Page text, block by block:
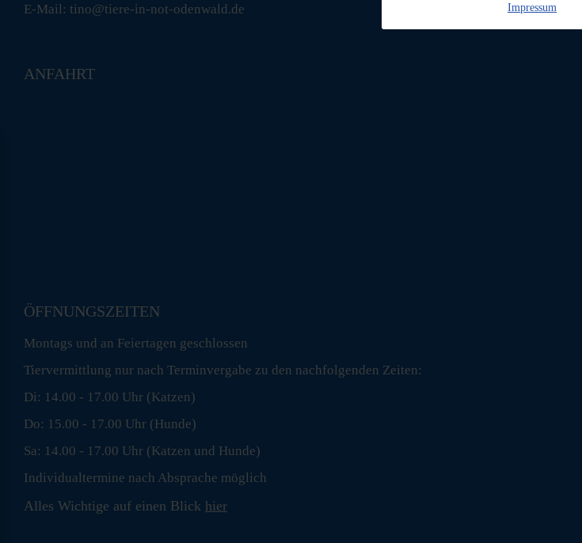
E-Mail: tino@tiere-in-not-odenwald.de
ANFAHRT
ÖFFNUNGSZEITEN
Montags und an Feiertagen geschlossen
Tiervermittlung nur nach Terminvergabe zu den nachfolgenden Zeiten:
Di: 14.00 - 17.00 Uhr (Katzen)
Do: 15.00 - 17.00 Uhr (Hunde)
Sa: 14.00 - 17.00 Uhr (Katzen und Hunde)
Individualtermine nach Absprache möglich
Alles Wichtige auf einen Blick hier
Impressum